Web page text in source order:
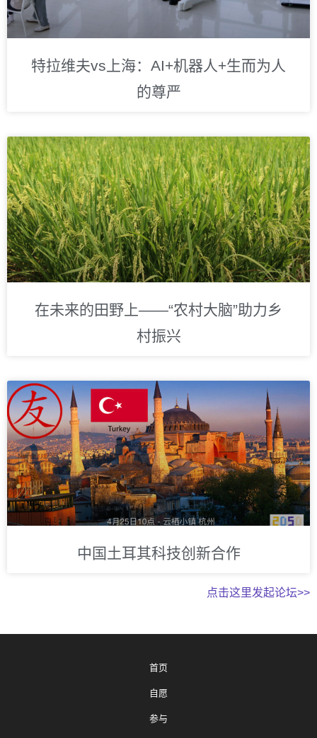
特拉维夫vs上海：AI+机器人+生而为人
的尊严
在未来的田野上——“农村大脑”助力乡
村振兴
中国土耳其科技创新合作
点击这里发起论坛>>
首页
自愿
参与